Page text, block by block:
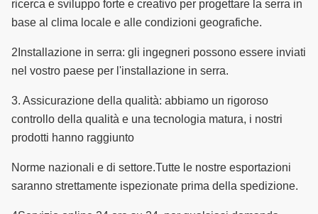
ricerca e sviluppo forte e creativo per progettare la serra in
base al clima locale e alle condizioni geografiche.
2Installazione in serra: gli ingegneri possono essere inviati
nel vostro paese per l'installazione in serra.
3. Assicurazione della qualità: abbiamo un rigoroso
controllo della qualità e una tecnologia matura, i nostri
prodotti hanno raggiunto
Norme nazionali e di settore.Tutte le nostre esportazioni
saranno strettamente ispezionate prima della spedizione.